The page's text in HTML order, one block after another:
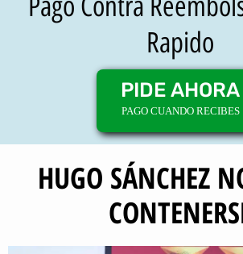
Rapido
PIDE AHORA
PAGO CUANDO RECIBES
HUGO SÁNCHEZ